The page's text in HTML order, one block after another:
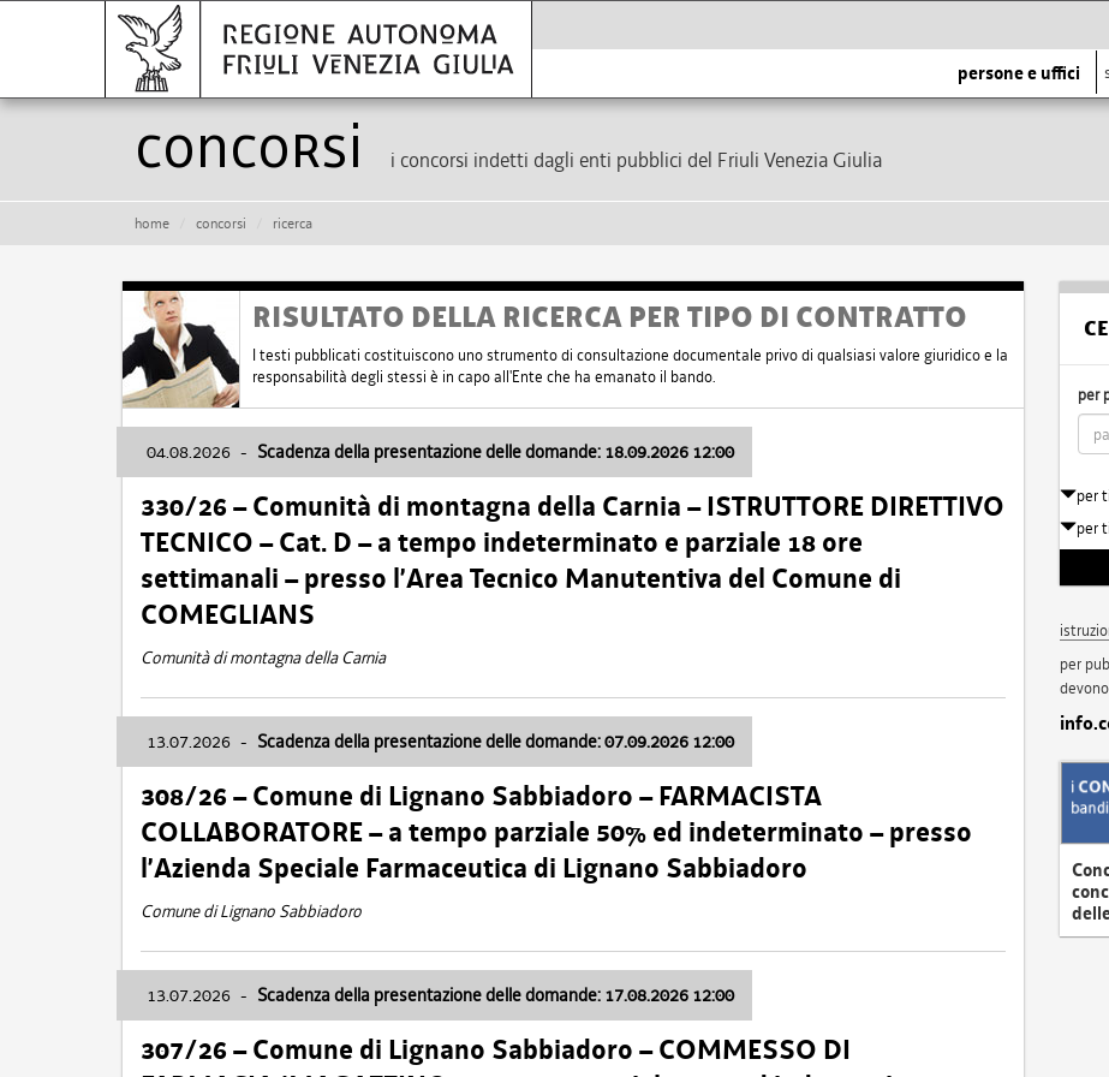
persone e uffici
Concorsi i concorsi indetti dagli enti pubblici del Friuli Venezia Giulia
home concorsi ricerca
RISULTATO DELLA RICERCA PER TIPO DI CONTRATTO
I testi pubblicati costituiscono uno strumento di consultazione documentale privo di qualsiasi valore giuridico e la
responsabilità degli stessi è in capo all'Ente che ha emanato il bando.
04.08.2026 - Scadenza della presentazione delle domande: 18.09.2026 12:00
330/26 – Comunità di montagna della Carnia – ISTRUTTORE DIRETTIVO
TECNICO – Cat. D – a tempo indeterminato e parziale 18 ore
settimanali – presso l’Area Tecnico Manutentiva del Comune di
COMEGLIANS
Comunità di montagna della Carnia
13.07.2026 - Scadenza della presentazione delle domande: 07.09.2026 12:00
308/26 – Comune di Lignano Sabbiadoro – FARMACISTA
COLLABORATORE – a tempo parziale 50% ed indeterminato – presso
l’Azienda Speciale Farmaceutica di Lignano Sabbiadoro
Comune di Lignano Sabbiadoro
13.07.2026 - Scadenza della presentazione delle domande: 17.08.2026 12:00
307/26 – Comune di Lignano Sabbiadoro – COMMESSO DI
per
per
per
per